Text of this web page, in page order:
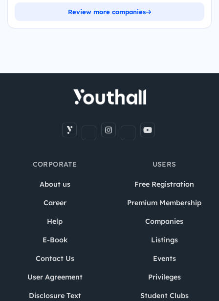
Review more companies
CORPORATE
About us
Career
Help
E-Book
Contact Us
User Agreement
Disclosure Text
USERS
Free Registration
Premium Membership
Companies
Listings
Events
Privileges
Student Clubs